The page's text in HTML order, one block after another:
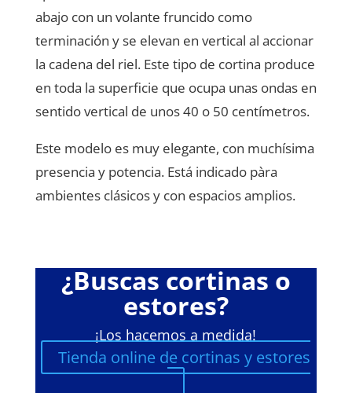
abajo con un volante fruncido como
terminación y se elevan en vertical al accionar
la cadena del riel. Este tipo de cortina produce
en toda la superficie que ocupa unas ondas en
sentido vertical de unos 40 o 50 centímetros.
Este modelo es muy elegante, con muchísima
presencia y potencia. Está indicado pàra
ambientes clásicos y con espacios amplios.
¿Buscas cortinas o
estores?
¡Los hacemos a medida!
Tienda online de cortinas y estores